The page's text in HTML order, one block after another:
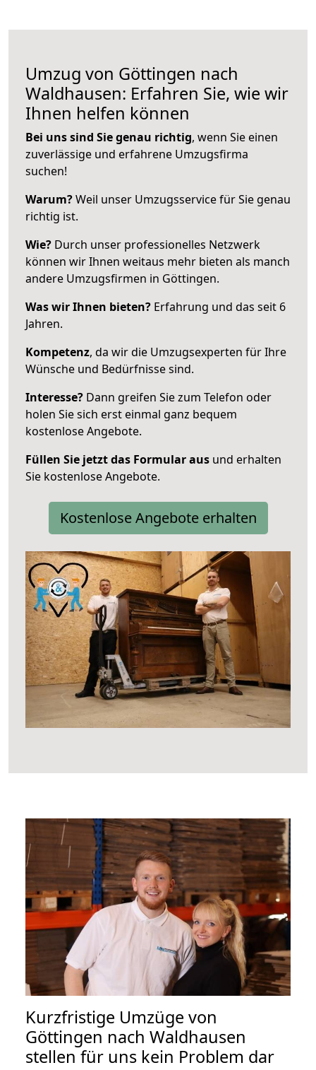
Umzug von Göttingen nach
Waldhausen: Erfahren Sie, wie wir
Ihnen helfen können
Bei uns sind Sie genau richtig, wenn Sie einen
zuverlässige und erfahrene Umzugsfirma
suchen!
Warum?Weil unser Umzugsservice für Sie genau
richtig ist.
Wie? Durch unser professionelles Netzwerk
können wir Ihnen weitaus mehr bieten als manch
andere Umzugsfirmen in Göttingen.
Was wir Ihnen bieten? Erfahrung und das seit 6
Jahren.
Kompetenz, da wir die Umzugsexperten für Ihre
Wünsche und Bedürfnisse sind.
Interesse? Dann greifen Sie zum Telefon oder
holen Sie sich erst einmal ganz bequem
kostenlose Angebote.
Füllen Sie jetzt das Formular aus und erhalten
Sie kostenlose Angebote.
Kostenlose Angebote erhalten
Kurzfristige Umzüge von
Göttingen nach Waldhausen
stellen für uns kein Problem dar